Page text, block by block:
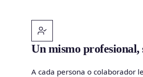
Un mismo profesional,
A cada persona o colaborador